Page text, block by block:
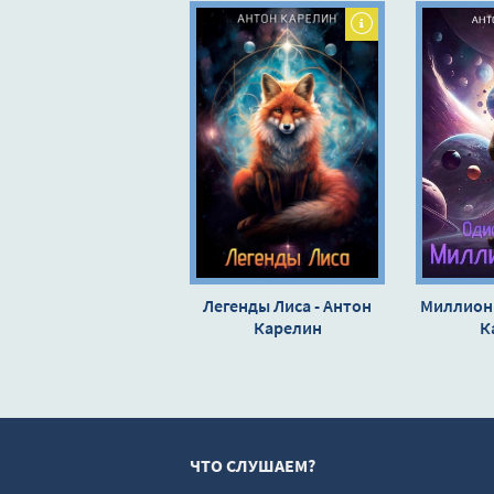
11
Легенды Лиса - Антон
Карелин
Миллион
ЧТО СЛУШАЕМ?